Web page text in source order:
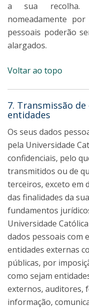
a sua recolha.
nomeadamente
pessoais poderão
alargados.
Voltar ao topo
7. Transmissão
entidades
Os seus dados
pela Universidade
confidenciais, pelo
transmitidos ou de
terceiros, exceto em
das finalidades da
fundamentos
Universidade
dados pessoais com
entidades externas
públicas, por
como sejam
externos, auditores,
informação,